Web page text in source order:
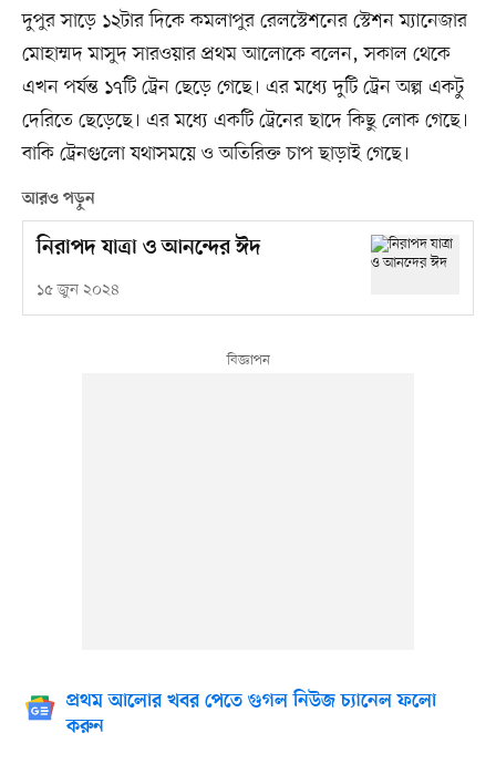
দুপুর সাড়ে ১২টার দিকে কমলাপুর রেলস্টেশনের স্টেশন ম্যানেজার
মোহাম্মদ মাসুদ সারওয়ার প্রথম আলোকে বলেন, সকাল থেকে
এখন পর্যন্ত ১৭টি ট্রেন ছেড়ে গেছে। এর মধ্যে দুটি ট্রেন অল্প একটু
দেরিতে ছেড়েছে। এর মধ্যে একটি ট্রেনের ছাদে কিছু লোক গেছে।
বাকি ট্রেনগুলো যথাসময়ে ও অতিরিক্ত চাপ ছাড়াই গেছে।
আরও পড়ুন
নিরাপদ যাত্রা ও আনন্দের ঈদ
১৫ জুন ২০২৪
প্রথম আলোর খবর পেতে গুগল নিউজ চ্যানেল ফলো
করুন